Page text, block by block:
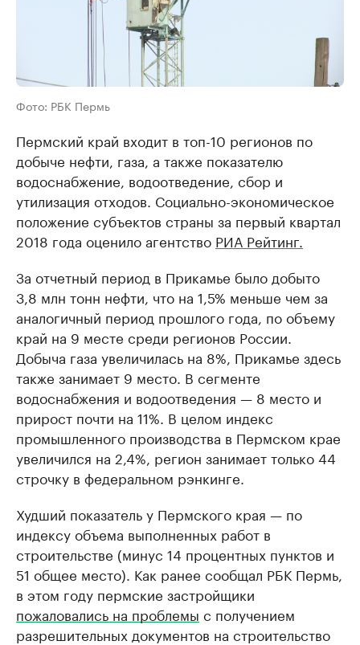
Фото: РБК Пермь
Пермский край входит в топ-10 регионов по
добыче нефти, газа, а также показателю
водоснабжение, водоотведение, сбор и
утилизация отходов. Социально-экономическое
положение субъектов страны за первый квартал
2018 года оценило агентство РИА Рейтинг.
За отчетный период в Прикамье было добыто
3,8 млн тонн нефти, что на 1,5% меньше чем за
аналогичный период прошлого года, по объему
край на 9 месте среди регионов России.
Добыча газа увеличилась на 8%, Прикамье здесь
также занимает 9 место. В сегменте
водоснабжения и водоотведения — 8 место и
прирост почти на 11%. В целом индекс
промышленного производства в Пермском крае
увеличился на 2,4%, регион занимает только 44
строчку в федеральном рэнкинге.
Худший показатель у Пермского края — по
индексу объема выполненных работ в
строительстве (минус 14 процентных пунктов и
51 общее место). Как ранее сообщал РБК Пермь,
в этом году пермские застройщики
пожаловались на проблемы с получением
разрешительных документов на строительство